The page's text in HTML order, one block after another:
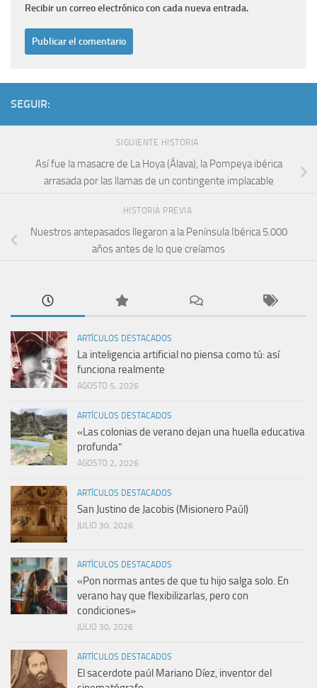
Recibir un correo electrónico con cada nueva entrada.
SEGUIR:
SIGUIENTE HISTORIA
Así fue la masacre de La Hoya (Álava), la Pompeya ibérica
arrasada por las llamas de un contingente implacable
HISTORIA PREVIA
Nuestros antepasados llegaron a la Península Ibérica 5.000
años antes de lo que creíamos
ARTÍCULOS DESTACADOS
La inteligencia artificial no piensa como tú: así
funciona realmente
AGOSTO 5, 2026
ARTÍCULOS DESTACADOS
«Las colonias de verano dejan una huella educativa
profunda”
AGOSTO 2, 2026
ARTÍCULOS DESTACADOS
San Justino de Jacobis (Misionero Paúl)
JULIO 30, 2026
ARTÍCULOS DESTACADOS
«Pon normas antes de que tu hijo salga solo. En
verano hay que flexibilizarlas, pero con
condiciones»
JULIO 30, 2026
ARTÍCULOS DESTACADOS
El sacerdote paúl Mariano Díez, inventor del